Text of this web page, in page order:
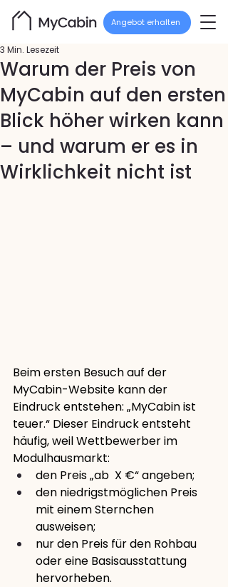
Angebot erhalten
Warum der Preis von
MyCabin auf den ersten
Blick höher wirken kann
– und warum er es in
Wirklichkeit nicht ist
3 Min. Lesezeit
Beim ersten Besuch auf der
MyCabin-Website kann der
Eindruck entstehen: „MyCabin ist
teuer.“ Dieser Eindruck entsteht
häufig, weil Wettbewerber im
Modulhausmarkt:
den Preis „ab  X €“ angeben;
den niedrigstmöglichen Preis
mit einem Sternchen
ausweisen;
nur den Preis für den Rohbau
oder eine Basisausstattung
hervorheben.